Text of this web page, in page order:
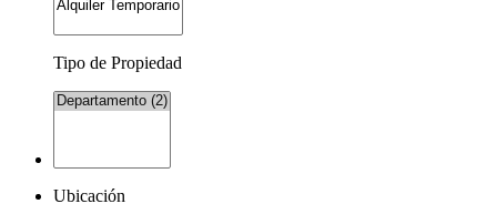
Tipo de Propiedad
Ubicación